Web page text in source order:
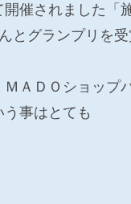
催されました「
とグランプリを受
ＡＤＯショップ
事はとても